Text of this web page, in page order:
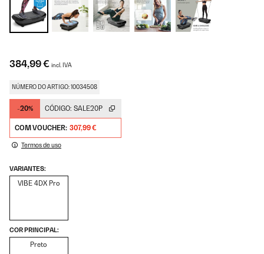
384,99 € incl. IVA
NÚMERO DO ARTIGO: 10034508
-20% CÓDIGO: SALE20P
COM VOUCHER: 307,99 €
Termos de uso
VARIANTES:
VIBE 4DX Pro
COR PRINCIPAL:
Preto